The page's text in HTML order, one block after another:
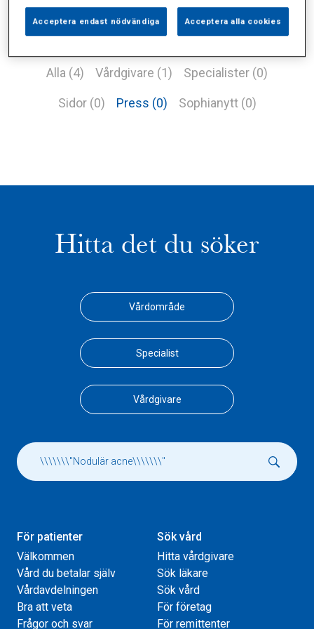
Alla (4) Vårdgivare (1) Specialister (0)
Sidor (0) Press (0) Sophianytt (0)
Hitta det du söker
Vårdområde
Specialist
Vårdgivare
För patienter
Välkommen
Vård du betalar själv
Vårdavdelningen
Bra att veta
Frågor och svar
Sök vård
Hitta vårdgivare
Sök läkare
Sök vård
För företag
För remittenter
Acceptera endast nödvändiga Acceptera alla cookies